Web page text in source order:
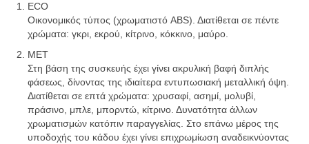
ECO
Οικονομικός τύπος (χρωματιστό ABS). Διατίθεται σε πέντε
χρώματα: γκρι, εκρού, κίτρινο, κόκκινο, μαύρο.
ΜΕΤ
Στη βάση της συσκευής έχει γίνει ακρυλική βαφή διπλής
φάσεως, δίνοντας της ιδιαίτερα εντυπωσιακή μεταλλική όψη.
Διατίθεται σε επτά χρώματα: χρυσαφί, ασημί, μολυβί,
πράσινο, μπλε, μπορντώ, κίτρινο. Δυνατότητα άλλων
χρωματισμών κατόπιν παραγγελίας. Στο επάνω μέρος της
υποδοχής του κάδου έχει γίνει επιχρωμίωση αναδεικνύοντας